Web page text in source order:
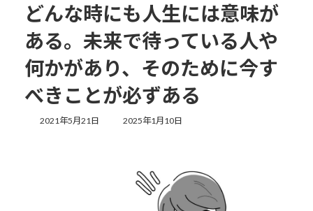
どんな時にも人生には意味が
ある。未来で待っている人や
何かがあり、そのために今す
べきことが必ずある
2021年5月21日
最
2025年1月10日